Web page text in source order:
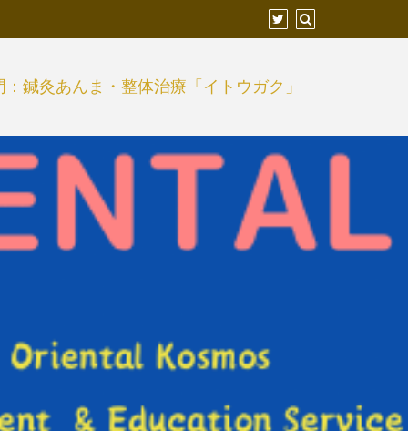
：鍼灸あんま・整体治療「イトウガク」